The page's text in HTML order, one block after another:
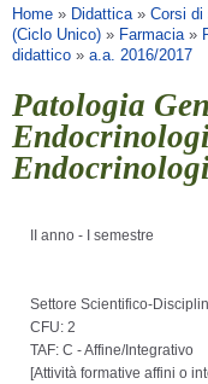
Tu sei qui
Home » Didattica» Corsi di
(Ciclo Unico) » Farmacia»
didattico » a.a. 2016/2017
Patologia
II anno - I semestre
Settore Scientifico-
CFU: 2
TAF: C - Affine/Integrativo
[Attività formative affini o